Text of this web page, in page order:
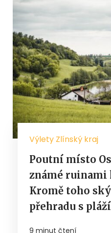
Výlety Zlínský kraj
Poutní místo
známé ruinami
Kromě toho
přehradu s pláží
9 minut čtení